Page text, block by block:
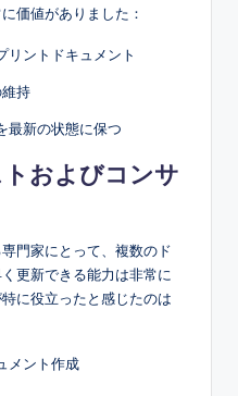
価値がありました：
リントドキュメント
持
最新の状態に保つ
およびコンサ
門家にとって、複数のド
更新できる能力は非常に
に役立ったと感じたのは
メント作成